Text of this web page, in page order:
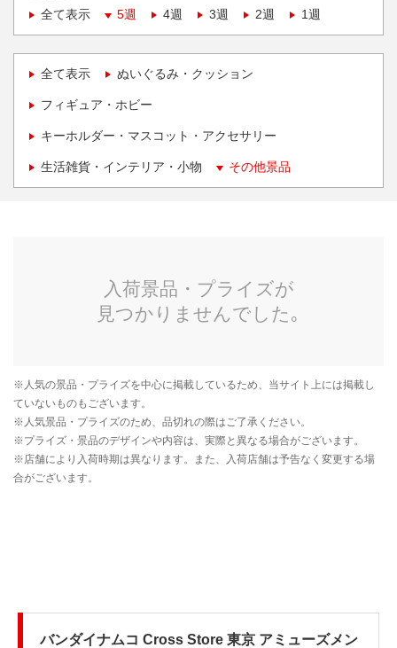
全て表示
5週 4週 3週 2週 1週
全て表示 ぬいぐるみ・クッション
フィギュア・ホビー
キーホルダー・マスコット・アクセサリー
生活雑貨・インテリア・小物 その他景品
バンダイナムコ Cross Store 東京 アミューズメン